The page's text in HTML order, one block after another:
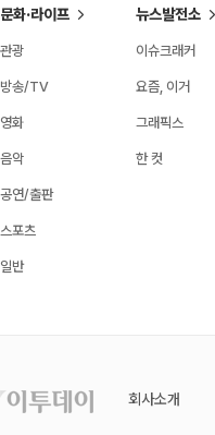
문화·라이프
관광
방송/TV
영화
음악
공연/출판
스포츠
일반
뉴스발전소
이슈크래커
요즘, 이거
그래픽스
한 컷
회사소개